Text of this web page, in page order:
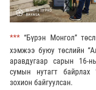
***“Бүрэн Монгол”
хэмжээ буюу төслийн
аравдугаар сарын 16-
сумын нутагт байрлах
зохион байгуулсан.